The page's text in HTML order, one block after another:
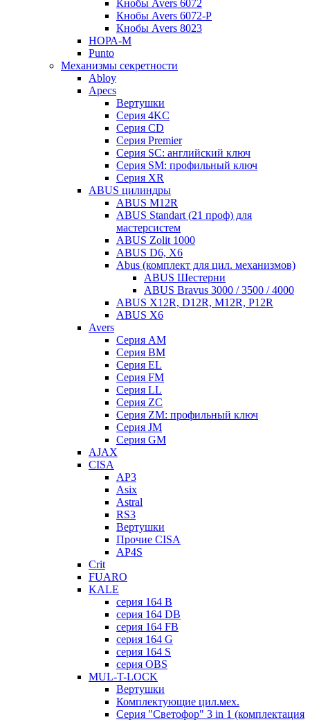
Кнобы Avers 6072
Кнобы Avers 6072-P
Кнобы Avers 8023
НОРА-М
Punto
Механизмы секретности
Abloy
Apecs
Вертушки
Серия 4KC
Серия CD
Серия Premier
Серия SC: английский ключ
Серия SM: профильный ключ
Серия XR
ABUS цилиндры
ABUS M12R
ABUS Standart (21 проф) для
мастерсистем
ABUS Zolit 1000
ABUS D6, X6
Abus (комплект для цил. механизмов)
ABUS Шестерни
ABUS Bravus 3000 / 3500 / 4000
ABUS X12R, D12R, M12R, P12R
ABUS X6
Avers
Серия AM
Серия BM
Серия EL
Серия FM
Серия LL
Серия ZC
Серия ZM: профильный ключ
Серия JM
Серия GM
AJAX
CISA
AP3
Asix
Astral
RS3
Вертушки
Прочие CISA
AP4S
Crit
FUARO
KALE
серия 164 B
серия 164 DB
серия 164 FB
серия 164 G
серия 164 S
серия OBS
MUL-T-LOCK
Вертушки
Комплектующие цил.мех.
Серия "Светофор" 3 in 1 (комплектация